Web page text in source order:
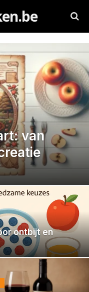
van
ontbijt en